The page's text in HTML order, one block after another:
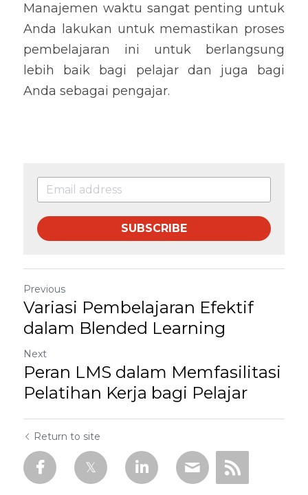
Manajemen waktu sangat penting untuk
Anda lakukan untuk memastikan proses
pembelajaran ini untuk berlangsung
lebih baik bagi pelajar dan juga bagi
Anda sebagai pengajar.
SUBSCRIBE
Previous
Variasi Pembelajaran Efektif
dalam Blended Learning
Next
Peran LMS dalam Memfasilitasi
Pelatihan Kerja bagi Pelajar
Return to site